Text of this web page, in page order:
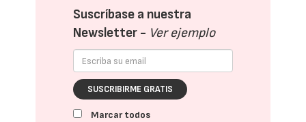
Suscríbase a nuestra
Newsletter - Ver ejemplo
SUSCRIBIRME GRATIS
Marcar todos